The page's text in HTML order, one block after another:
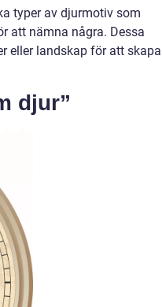
typer av djurmotiv som
att nämna några. Dessa
eller landskap för att skapa
djur”